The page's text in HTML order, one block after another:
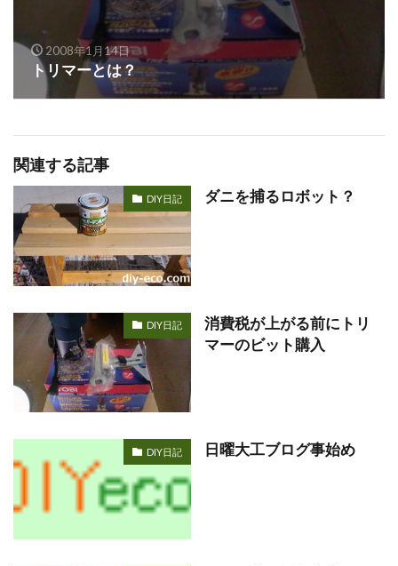
2008年1月14日
トリマーとは？
関連する記事
DIY日記 ダニを捕るロボット？
DIY日記
消費税が上がる前にトリ
マーのビット購入
DIY日記 日曜大工ブログ事始め